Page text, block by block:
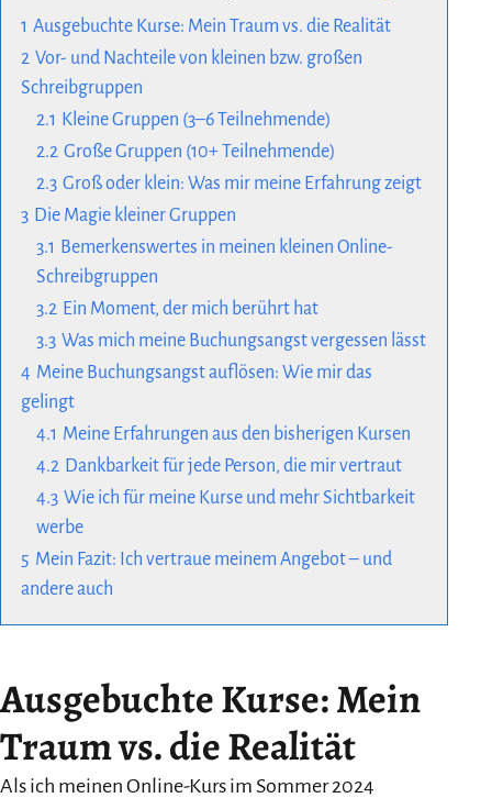
1 Ausgebuchte Kurse: Mein Traum vs. die Realität
2 Vor- und Nachteile von kleinen bzw. großen
Schreibgruppen
2.1 Kleine Gruppen (3–6 Teilnehmende)
2.2 Große Gruppen (10+ Teilnehmende)
2.3 Groß oder klein: Was mir meine Erfahrung zeigt
3 Die Magie kleiner Gruppen
3.1 Bemerkenswertes in meinen kleinen Online-
Schreibgruppen
3.2 Ein Moment, der mich berührt hat
3.3 Was mich meine Buchungsangst vergessen lässt
4 Meine Buchungsangst auflösen: Wie mir das
gelingt
4.1 Meine Erfahrungen aus den bisherigen Kursen
4.2 Dankbarkeit für jede Person, die mir vertraut
4.3 Wie ich für meine Kurse und mehr Sichtbarkeit
werbe
5 Mein Fazit: Ich vertraue meinem Angebot – und
andere auch
Ausgebuchte Kurse:Mein
Traum vs. die Realität
Als ich meinen Online-Kurs im Sommer 2024